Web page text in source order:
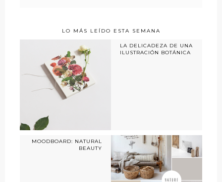
LO MÁS LEÍDO ESTA SEMANA
LA DELICADEZA DE UNA
ILUSTRACIÓN BOTÁNICA
MOODBOARD: NATURAL
BEAUTY